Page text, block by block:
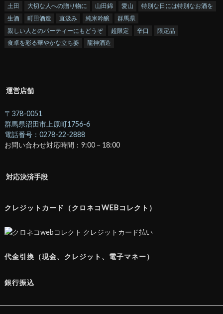
土田
大切な人への贈り物に 山田錦 愛山
特別な日には特別なお酒を
生酒
町田酒造 直汲み 純米吟醸
群馬県
親しい人とのパーティーにもどうぞ
超限定 辛口
限定品
食卓を彩る華やかな立ち姿
龍神酒造
運営店舗
〒378-0051
群馬県沼田市上原町1756-6
電話番号：0278-22-2888
お問い合わせ対応時間：9:00－18:00
対応決済手段
クレジットカード（クロネコWEBコレクト）
代金引換（現金、クレジット、電子マネー）
銀行振込